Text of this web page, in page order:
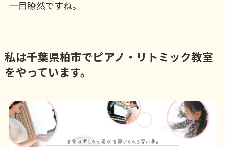
一目瞭然ですね。
私は千葉県柏市でピアノ・リトミック教室
をやっています。